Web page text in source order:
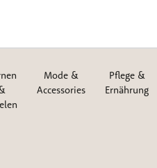
Mode &
Accessories
Pflege &
Ernährung